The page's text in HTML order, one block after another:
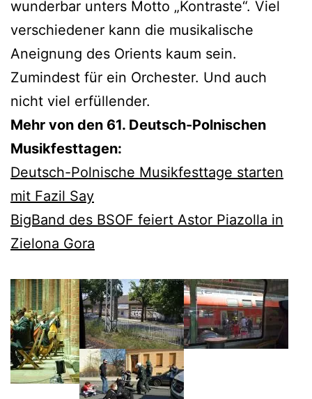
wunderbar unters Motto „Kontraste“. Viel
verschiedener kann die musikalische
Aneignung des Orients kaum sein.
Zumindest für ein Orchester. Und auch
nicht viel erfüllender.
Mehr von den 61. Deutsch-Polnischen
Musikfesttagen:
Deutsch-Polnische Musikfesttage starten
mit Fazil Say
BigBand des BSOF feiert Astor Piazolla in
Zielona Gora